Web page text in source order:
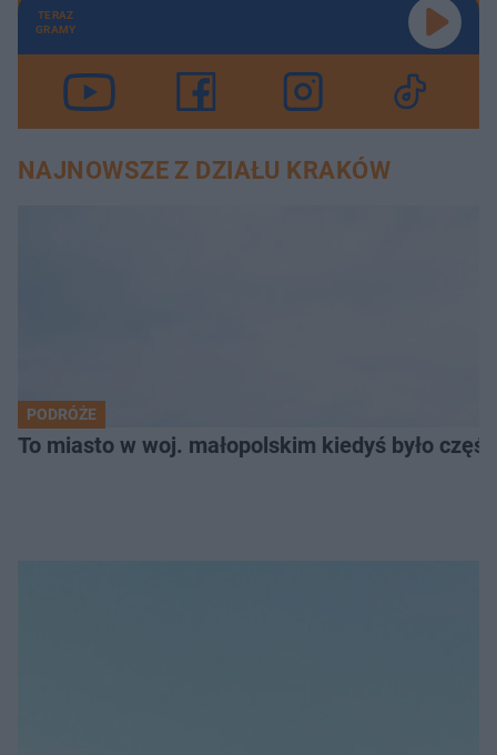
TERAZ
GRAMY
NAJNOWSZE Z DZIAŁU KRAKÓW
PODRÓŻE
To miasto w woj. małopolskim kiedyś było